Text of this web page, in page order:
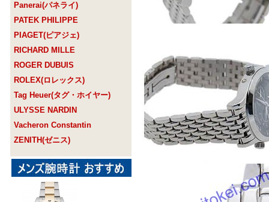
Panerai(パネライ)
PATEK PHILIPPE
PIAGET(ピアジェ)
RICHARD MILLE
ROGER DUBUIS
ROLEX(ロレックス)
Tag Heuer(タグ・ホイヤー)
ULYSSE NARDIN
Vacheron Constantin
ZENITH(ゼニス)